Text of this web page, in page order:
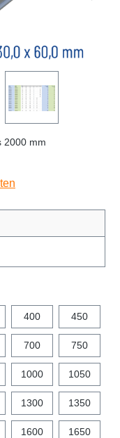
2000 mm
400 450
700 750
1000 1050
1300 1350
1600 1650